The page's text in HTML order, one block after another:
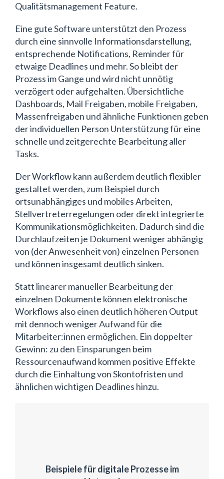
Qualitätsmanagement Feature.
Eine gute Software unterstützt den Prozess
durch eine sinnvolle Informationsdarstellung,
entsprechende Notifications, Reminder für
etwaige Deadlines und mehr. So bleibt der
Prozess im Gange und wird nicht unnötig
verzögert oder aufgehalten. Übersichtliche
Dashboards, Mail Freigaben, mobile Freigaben,
Massenfreigaben und ähnliche Funktionen geben
der individuellen Person Unterstützung für eine
schnelle und zeitgerechte Bearbeitung aller
Tasks.
Der Workflow kann außerdem deutlich flexibler
gestaltet werden, zum Beispiel durch
ortsunabhängiges und mobiles Arbeiten,
Stellvertreterregelungen oder direkt integrierte
Kommunikationsmöglichkeiten. Dadurch sind die
Durchlaufzeiten je Dokument weniger abhängig
von (der Anwesenheit von) einzelnen Personen
und können insgesamt deutlich sinken.
Statt linearer manueller Bearbeitung der
einzelnen Dokumente können elektronische
Workflows also einen deutlich höheren Output
mit dennoch weniger Aufwand für die
Mitarbeiter:innen ermöglichen. Ein doppelter
Gewinn: zu den Einsparungen beim
Ressourcenaufwand kommen positive Effekte
durch die Einhaltung von Skontofristen und
ähnlichen wichtigen Deadlines hinzu.
Beispiele für digitale Prozesse im